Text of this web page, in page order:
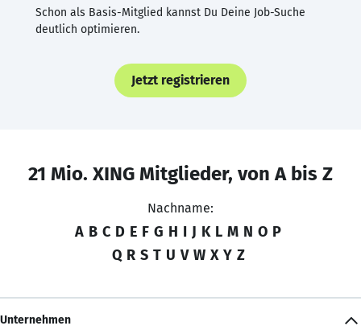
Schon als Basis-Mitglied kannst Du Deine Job-Suche
deutlich optimieren.
Jetzt registrieren
21 Mio. XING Mitglieder, von A bis Z
Nachname:
A B C D E F G H I J K L M N O P
Q R S T U V W X Y Z
Unternehmen